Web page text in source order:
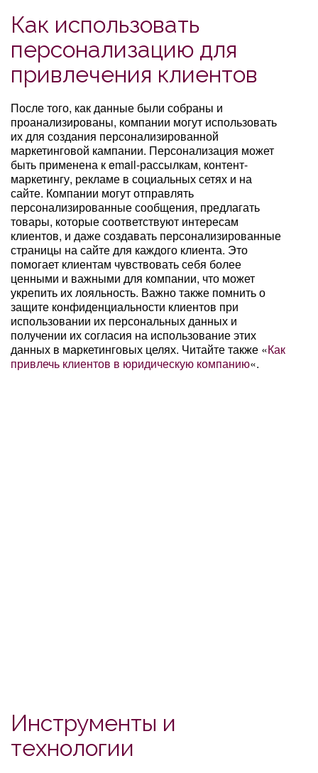
Как использовать
персонализацию для
привлечения клиентов
После того, как данные были собраны и
проанализированы, компании могут использовать
их для создания персонализированной
маркетинговой кампании. Персонализация может
быть применена к email-рассылкам, контент-
маркетингу, рекламе в социальных сетях и на
сайте. Компании могут отправлять
персонализированные сообщения, предлагать
товары, которые соответствуют интересам
клиентов, и даже создавать персонализированные
страницы на сайте для каждого клиента. Это
помогает клиентам чувствовать себя более
ценными и важными для компании, что может
укрепить их лояльность. Важно также помнить о
защите конфиденциальности клиентов при
использовании их персональных данных и
получении их согласия на использование этих
данных в маркетинговых целях. Читайте также «Как
привлечь клиентов в юридическую компанию«.
Инструменты и
технологии